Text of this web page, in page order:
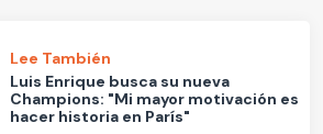
Lee También
Luis Enrique busca su nueva
Champions: "Mi mayor motivación es
hacer historia en París"